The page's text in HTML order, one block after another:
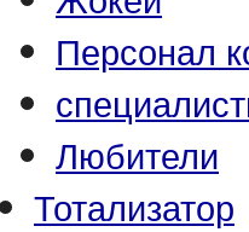
Персонал
Любители
Тотализатор